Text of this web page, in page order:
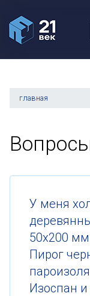
главная
У меня
50х200
Пирог
Изоспан